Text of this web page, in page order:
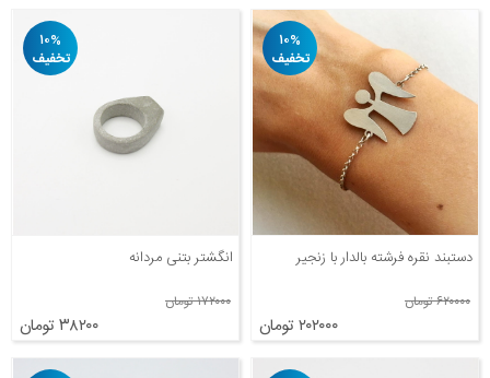
دستبند نقره فرشته بالدار با زنجیر
۱۰%
تخفیف
۶۲۰۰۰۰ تومان
۲۰۲۰۰۰ تومان
انگشتر بتنی مردانه
۱۰%
تخفیف
۱۷۲۰۰۰ تومان
۳۸۲۰۰ تومان